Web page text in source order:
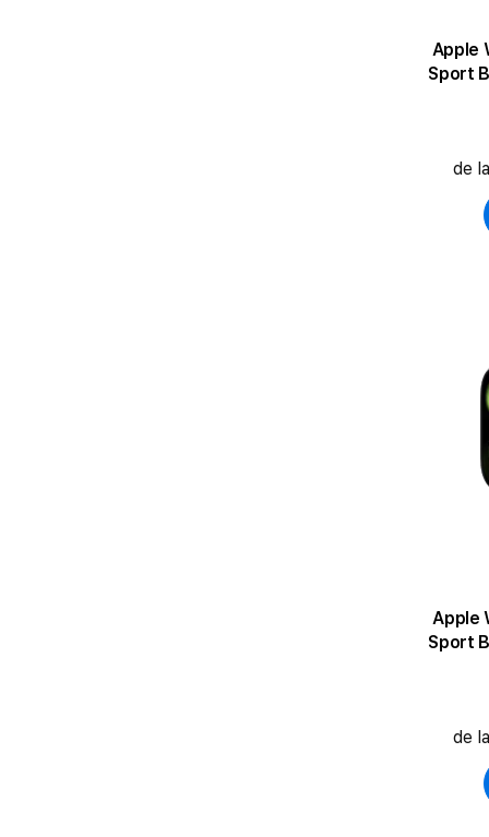
Apple
Sport
de
Apple
Sport
de